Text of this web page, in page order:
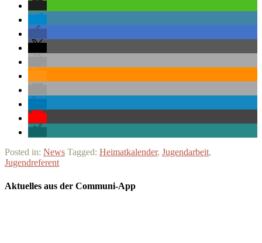
Posted in: News Tagged: Heimatkalender, Jugendarbeit,
Jugendreferent
Aktuelles aus der Communi-App